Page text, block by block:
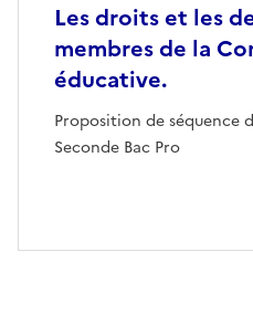
Les droits et les
membres de la
éducative.
Proposition de séquence
Seconde Bac Pro